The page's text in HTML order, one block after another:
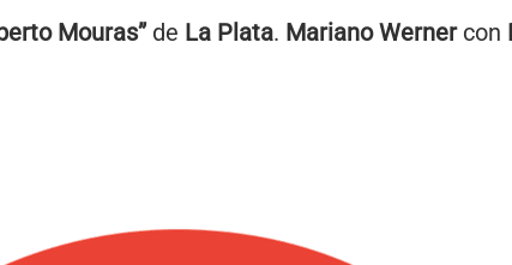
Mouras”de La Plata. Mariano Wernercon